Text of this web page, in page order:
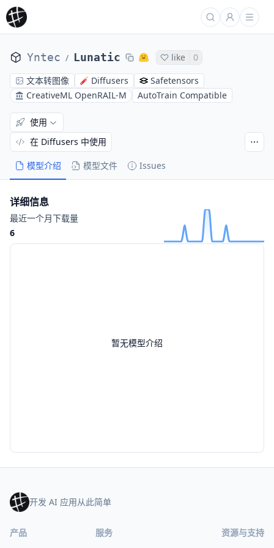
Yntec / Lunatic like
0
文本转图像
Diffusers
Safetensors
CreativeML OpenRAIL-M
AutoTrain Compatible
模型介绍 模型文件 Issues
使用
在 Diffusers 中使用
暂无模型介绍
详细信息
最近一个月下载量
6
开发 AI 应用从此简单
产品 服务 资源与支持